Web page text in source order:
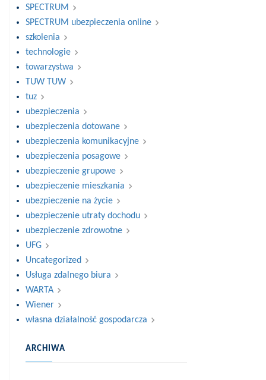
SPECTRUM
SPECTRUM ubezpieczenia online
szkolenia
technologie
towarzystwa
TUW TUW
tuz
ubezpieczenia
ubezpieczenia dotowane
ubezpieczenia komunikacyjne
ubezpieczenia posagowe
ubezpieczenie grupowe
ubezpieczenie mieszkania
ubezpieczenie na życie
ubezpieczenie utraty dochodu
ubezpieczenie zdrowotne
UFG
Uncategorized
Usługa zdalnego biura
WARTA
Wiener
własna działalność gospodarcza
ARCHIWA